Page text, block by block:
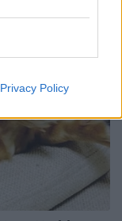
Privacy Policy